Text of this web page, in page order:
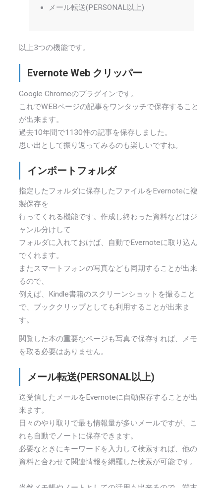
メール転送(PERSONAL以上)
以上3つの機能です。
Evernote Web クリッパー
Google Chromeのプラグインです。
これでWEBページの記事をワンタッチで保存すること
が出来ます。
過去10年間で1130件の記事を保存しました。
思い出として振り返ってみるのも楽しいですね。
インポートフォルダ
指定したフォルダに保存したファイルをEvernoteに複
製保存を
行ってくれる機能です。作成し終わった資料などはジ
ャンル分けして
フォルダに入れておけば、自動でEvernoteに取り込ん
でくれます。
またスマートフォンの写真なども同期することが出来
るので、
例えば、Kindle書籍のスクリーンショットを撮ること
で、ブッククリップとしても利用することが出来ま
す。
閲覧した本の重要なページも写真で保存すれば、メモ
を取る必要はありません。
メール転送(PERSONAL以上)
送受信したメールをEvernoteに自動保存することが出
来ます。
日々のやり取りで最も情報量が多いメールですが、こ
れも自動でノートに保存できます。
必要なときにキーワードを入力して検索すれば、他の
資料と合わせて関連情報を網羅した検索が可能です。